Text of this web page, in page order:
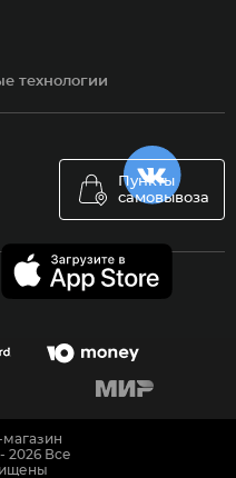
Пункты
самовывоза
технологии
2026 Все